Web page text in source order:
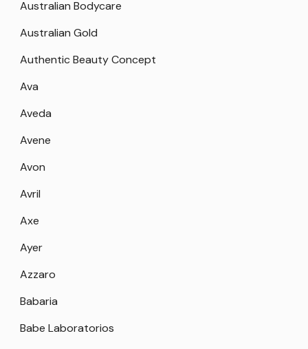
Australian Bodycare
Australian Gold
Authentic Beauty Concept
Ava
Aveda
Avene
Avon
Avril
Axe
Ayer
Azzaro
Babaria
Babe Laboratorios